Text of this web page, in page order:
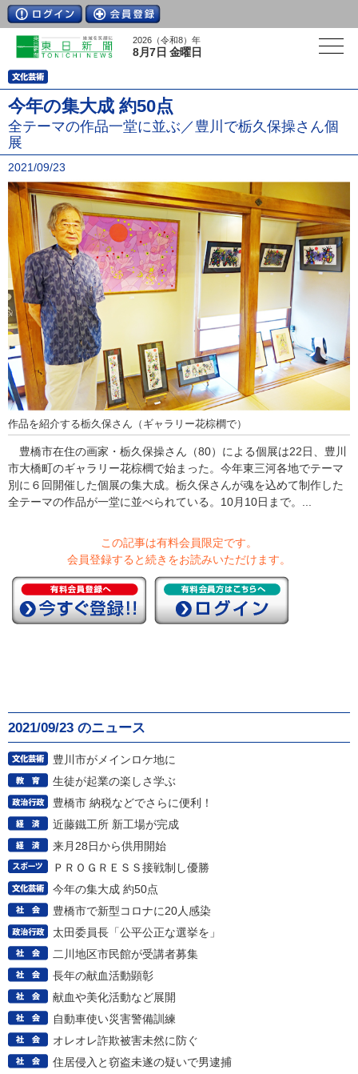
2026（令和8）年
8月7日 金曜日
今年の集大成 約50点
全テーマの作品一堂に並ぶ／豊川で栃久保操さん個
展
2021/09/23
作品を紹介する栃久保さん（ギャラリー花棕櫚で）
豊橋市在住の画家・栃久保操さん（80）による個展は22日、豊川
市大橋町のギャラリー花棕櫚で始まった。今年東三河各地でテーマ
別に６回開催した個展の集大成。栃久保さんが魂を込めて制作した
全テーマの作品が一堂に並べられている。10月10日まで。...
この記事は有料会員限定です。
会員登録すると続きをお読みいただけます。
2021/09/23 のニュース
豊川市がメインロケ地に
生徒が起業の楽しさ学ぶ
豊橋市 納税などでさらに便利！
近藤鐵工所 新工場が完成
来月28日から供用開始
ＰＲＯＧＲＥＳＳ接戦制し優勝
今年の集大成 約50点
豊橋市で新型コロナに20人感染
太田委員長「公平公正な選挙を」
二川地区市民館が受講者募集
長年の献血活動顕彰
献血や美化活動など展開
自動車使い災害警備訓練
オレオレ詐欺被害未然に防ぐ
住居侵入と窃盗未遂の疑いで男逮捕